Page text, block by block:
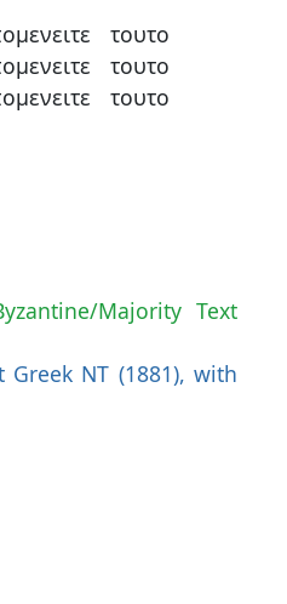
τουτο
τουτο
τουτο
Majority Text
Greek NT (1881), with